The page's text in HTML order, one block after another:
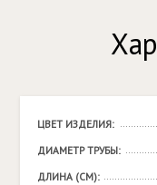
ЦВЕТ ИЗДЕЛИЯ:
ДИАМЕТР ТРУБЫ:
ДЛИНА (СМ):